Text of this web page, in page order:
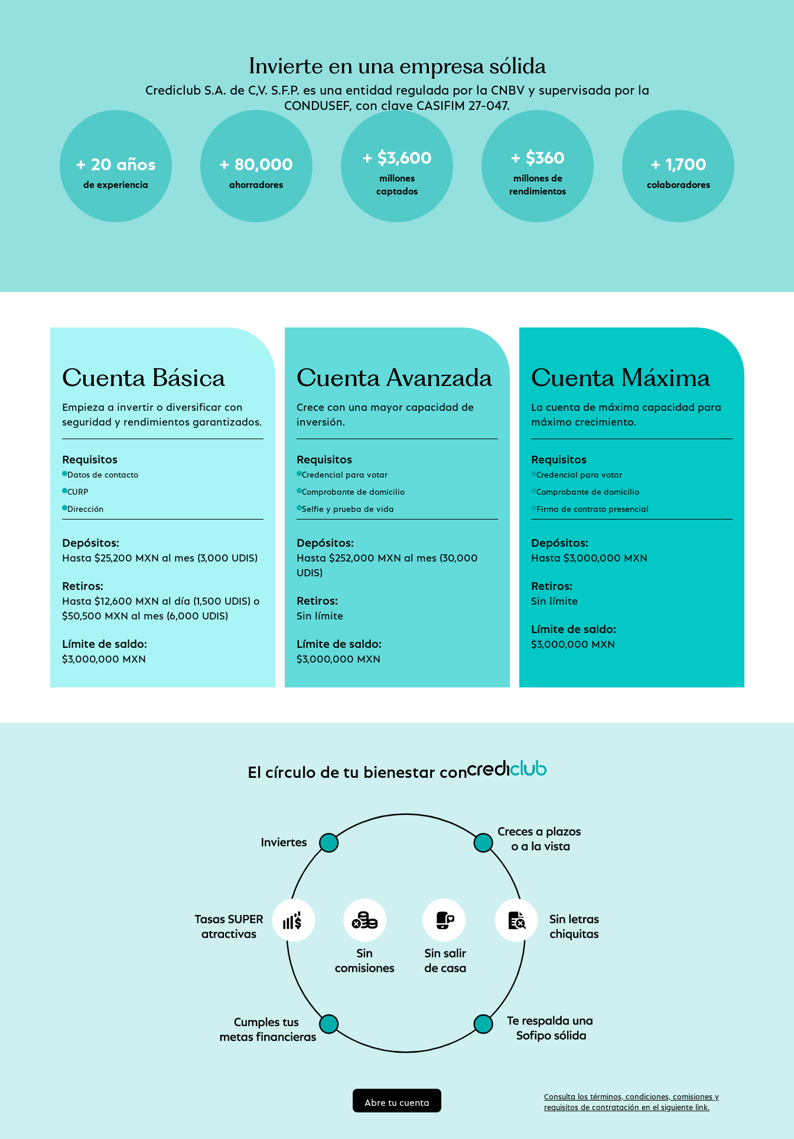
Invierte en una empresa sólida
Crediclub S.A. de C,V. S.F.P. es una entidad regulada por la CNBV y supervisada por la
CONDUSEF, con clave CASIFIM 27-047.
+ 20 años
de experiencia
+ 80,000
ahorradores
+ $3,600
millones
captados
+ $360
millones de
rendimientos
+ 1,700
colaboradores
Cuenta Básica
Empieza a invertir o diversificar con
seguridad y rendimientos garantizados.
Requisitos
Datos de contacto
CURP
Dirección
Depósitos:
Hasta $25,200 MXN al mes (3,000 UDIS)
Retiros:
Hasta $12,600 MXN al día (1,500 UDIS) o
$50,500 MXN al mes (6,000 UDIS)
Límite de saldo:
$3,000,000 MXN
Cuenta Avanzada
Crece con una mayor capacidad de
inversión.
Requisitos
Credencial para votar
Comprobante de domicilio
Selfie y prueba de vida
Depósitos:
Hasta $252,000 MXN al mes (30,000
UDIS)
Retiros:
Sin límite
Límite de saldo:
$3,000,000 MXN
Cuenta Máxima
La cuenta de máxima capacidad para
máximo crecimiento.
Requisitos
Credencial para votar
Comprobante de domicilio
Firma de contrato presencial
Depósitos:
Hasta $3,000,000 MXN
Retiros:
Sin límite
Límite de saldo:
$3,000,000 MXN
El círculo de tu bienestar con
Abre tu cuenta
Consulta los términos, condiciones, comisiones y
requisitos de contratación en el siguiente link.